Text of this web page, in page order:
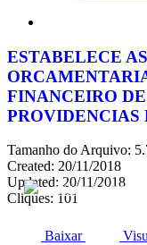
ACESSO À
ESTABELECE
FINANCEIRO
PROVIDENCIAS
Tamanho do Arquivo:
Created: 20/11/2018
Updated: 20/11/2018
Cliques: 101
Baixar